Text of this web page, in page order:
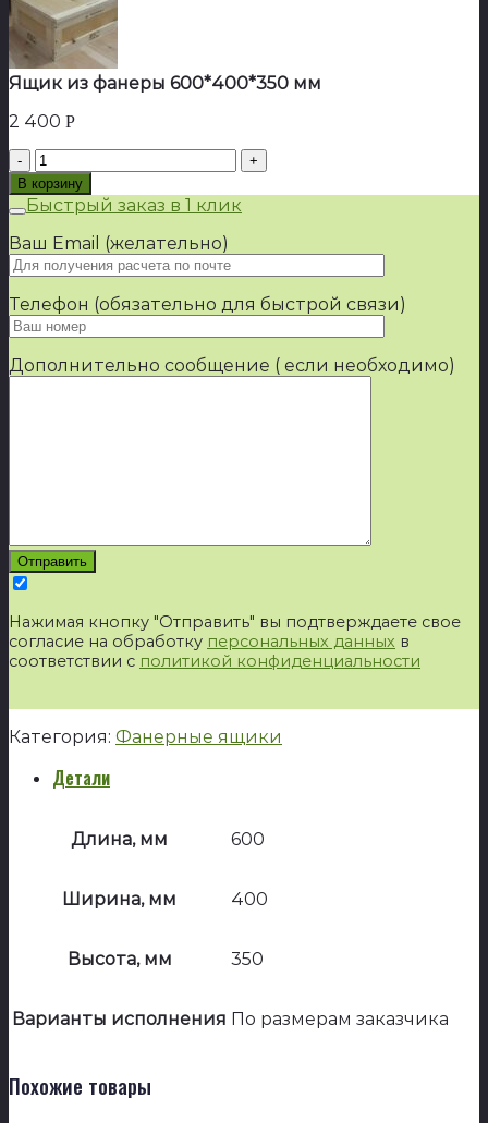
Ящик из фанеры 600*400*350 мм
2 400 Р
Количество
товара
Ящик
из
фанеры
600*400*350
мм
В корзину
Быстрый заказ в 1 клик
Ваш Email (желательно)
Телефон (обязательно для быстрой связи)
Дополнительно сообщение ( если необходимо)
Нажимая кнопку "Отправить" вы подтверждаете свое
согласие на обработку персональных данных в
соответствии с политикой конфиденциальности
Категория: Фанерные ящики
Детали
Длина, мм 600
Ширина, мм 400
Высота, мм 350
Варианты исполнения По размерам заказчика
Похожие товары